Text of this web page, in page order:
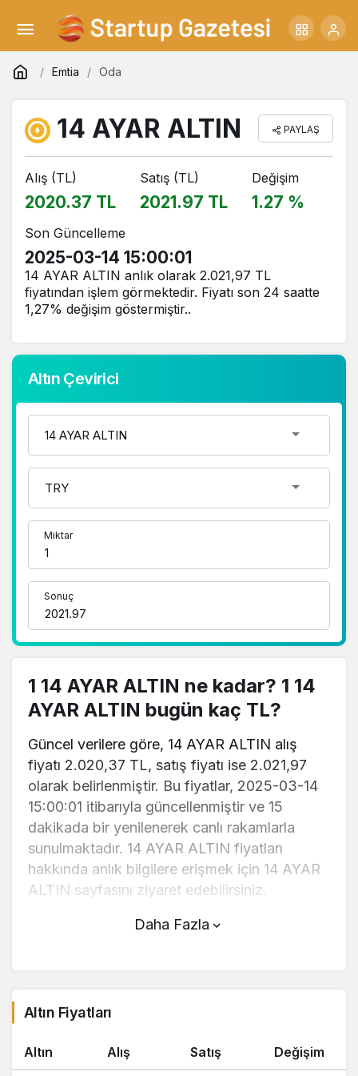
Emtia Oda
14 AYAR ALTIN PAYLAŞ
Alış (TL)
2020.37 TL
Satış (TL)
2021.97 TL
Değişim
1.27 %
Son Güncelleme
2025-03-14 15:00:01
14 AYAR ALTIN anlık olarak 2.021,97 TL
fiyatından işlem görmektedir. Fiyatı son 24 saatte
1,27% değişim göstermiştir..
Altın Çevirici
Miktar
Sonuç
1 14 AYAR ALTIN ne kadar? 1 14
AYAR ALTIN bugün kaç TL?
Güncel verilere göre, 14 AYAR ALTIN alış
fiyatı 2.020,37 TL, satış fiyatı ise 2.021,97
olarak belirlenmiştir. Bu fiyatlar, 2025-03-14
15:00:01 itibarıyla güncellenmiştir ve 15
dakikada bir yenilenerek canlı rakamlarla
sunulmaktadır. 14 AYAR ALTIN fiyatları
hakkında anlık bilgilere erişmek için 14 AYAR
ALTIN sayfasını ziyaret edebilirsiniz.
14 AYAR ALTIN (TL) fiyatı bugün
fiyatından işlem görmektedir ve 24 saatlik
yaklaşık işlem hacmi 0. Fiyatı son 24 saatte
1,27 değişim göstermiştir..
Daha Fazla
Altın Fiyatları
Altın Alış Satış Değişim